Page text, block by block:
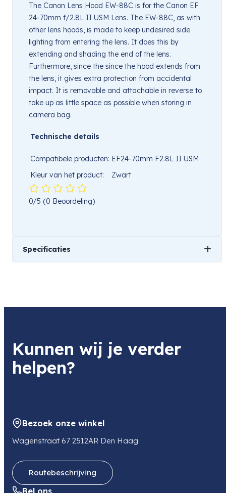
The Canon Lens Hood EW-88C is for the Canon EF
24-70mm f/2.8L II USM Lens. The EW-88C, as with
other lens hoods, is made to keep undesired side
lighting from entering the lens. It does this by
extending and shading the end of the lens.
Furthermore, since the since the hood extends from
the lens, it gives extra protection from accidental
impact. It is removable and attachable in reverse to
take up as little space as possible when storing in
camera bag.
Technische details
Compatibele producten: EF24-70mm F2.8L II USM
Kleur van het product:
Zwart
0/5 (0 Beoordeling)
Specificaties
Kunnen wij je verder
helpen?
Bezoek onze winkel
Wagenstraat 67 2512AR Den Haag
Routebeschrijving